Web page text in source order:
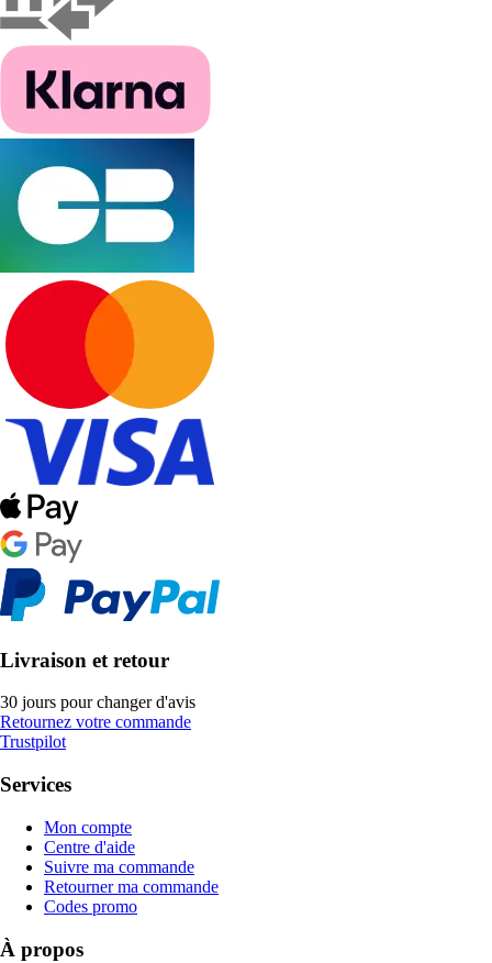
Livraison et retour
30 jours pour changer d'avis
Retournez votre commande
Trustpilot
Services
Mon compte
Centre d'aide
Suivre ma commande
Retourner ma commande
Codes promo
À propos